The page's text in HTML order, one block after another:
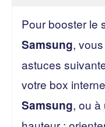
Pour booster le
Samsung,
astuces
votre box
Samsung, ou à